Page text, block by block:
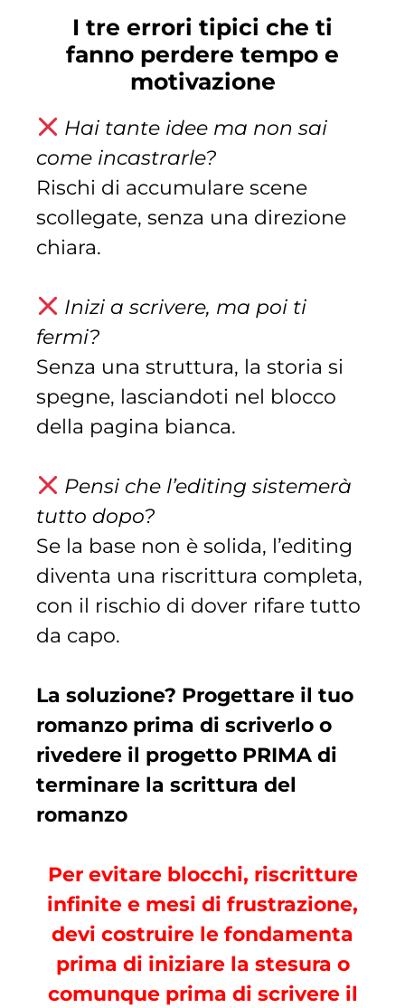
I tre errori tipici che ti
fanno perdere tempo e
motivazione
Hai tante idee ma non sai
come incastrarle?
Rischi di accumulare scene
scollegate, senza una direzione
chiara.
Inizi a scrivere, ma poi ti
fermi?
Senza una struttura, la storia si
spegne, lasciandoti nel blocco
della pagina bianca.
Pensi che l’editing sistemerà
tutto dopo?
Se la base non è solida, l’editing
diventa una riscrittura completa,
con il rischio di dover rifare tutto
da capo.
La soluzione? Progettare il tuo
romanzo prima di scriverlo o
rivedere il progetto PRIMA di
terminare la scrittura del
romanzo
Per evitare blocchi, riscritture
infinite e mesi di frustrazione,
devi costruire le fondamenta
prima di iniziare la stesura o
comunque prima di scrivere il